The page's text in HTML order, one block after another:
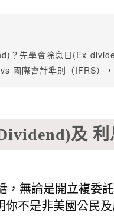
？先學會除息日(Ex-
國際會計準則（IFRS）
及
，無論是開立複委
你不是非美國公民